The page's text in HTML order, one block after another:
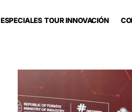
ESPECIALES TOUR INNOVACIÓN